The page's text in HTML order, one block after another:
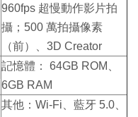
960fps 超慢動作影片拍
攝；500 萬拍攝像素
（前）、3D Creator
記憶體： 64GB ROM、
6GB RAM
其他：Wi-Fi、藍牙 5.0、